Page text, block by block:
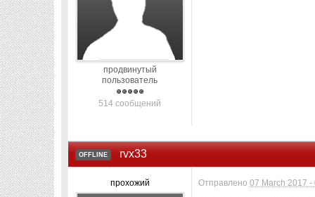
продвинутый
пользователь
514 сообщений
OFFLINE rvx33
прохожий Отправлено07 March 2017 -